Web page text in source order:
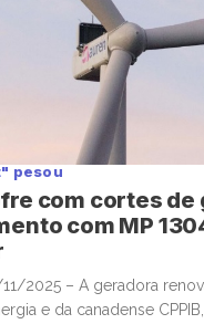
pesou
com cortes de
com MP
11/2025 – A geradora
e da canadense